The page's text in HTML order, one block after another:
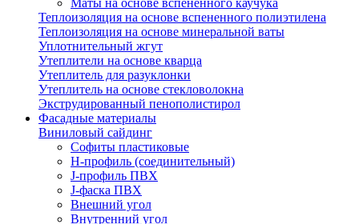
Маты на основе вспененного каучука
Теплоизоляция на основе вспененного полиэтилена
Теплоизоляция на основе минеральной ваты
Уплотнительный жгут
Утеплители на основе кварца
Утеплитель для разуклонки
Утеплитель на основе стекловолокна
Экструдированный пенополистирол
Фасадные материалы
Виниловый сайдинг
Cофиты пластиковые
H-профиль (соединительный)
J-профиль ПВХ
J-фаска ПВХ
Внешний угол
Внутренний угол